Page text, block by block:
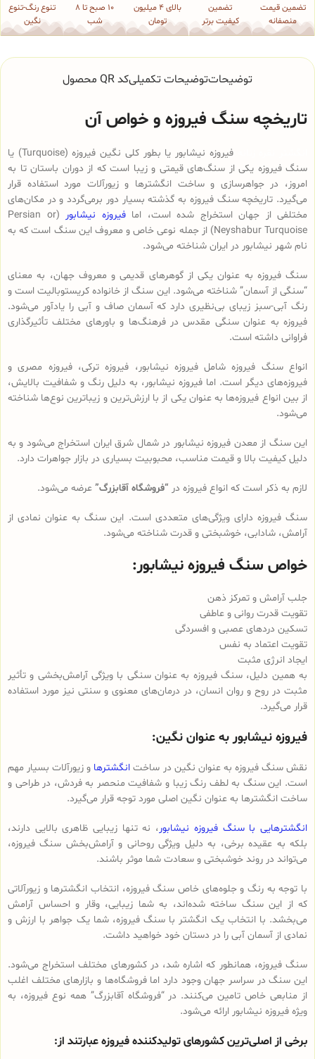
تضمین قیمت
منصفانه
تضمین
کیفیت برتر
بالای 4 میلیون
تومان
10 صبح تا 8
شب
تنوع رنگ-تنوع
نگین
توضیحاتتوضیحات تکمیلیکد QR محصول
تاریخچه سنگ فیروزه و خواص آن
فیروزه نیشابور یا بطور کلی نگین فیروزه (Turquoise) یا
سنگ فیروزه یکی از سنگ‌های قیمتی و زیبا است که از دوران باستان تا به
امروز، در جواهرسازی و ساخت انگشترها و زیورآلات مورد استفاده قرار
می‌گیرد. تاریخچه سنگ فیروزه به گذشته بسیار دور برمی‌گردد و در مکان‌های
مختلفی از جهان استخراج شده است، امافیروزه نیشابور
(Persian or
Neyshabur Turquoise) از جمله نوعی خاص و معروف این سنگ است که به
نام شهر نیشابور در ایران شناخته می‌شود.
سنگ فیروزه به عنوان یکی از گوهرهای قدیمی و معروف جهان، به معنای
“سنگی از آسمان” شناخته می‌شود. این سنگ از خانواده کریستوبالیت است و
رنگ آبی-سبز زیبای بی‌نظیری دارد که آسمان صاف و آبی را یادآور می‌شود.
فیروزه به عنوان سنگی مقدس در فرهنگ‌ها و باورهای مختلف تأثیرگذاری
فراوانی داشته است.
انواع سنگ فیروزه شامل فیروزه نیشابور، فیروزه ترکی، فیروزه مصری و
فیروزه‌های دیگر است. اما فیروزه نیشابور، به دلیل رنگ و شفافیت بالایش،
از بین انواع فیروزه‌ها به عنوان یکی از با ارزش‌ترین و زیباترین نوع‌ها شناخته
می‌شود.
این سنگ از معدن فیروزه نیشابور در شمال شرق ایران استخراج می‌شود و به
دلیل کیفیت بالا و قیمت مناسب، محبوبیت بسیاری در بازار جواهرات دارد.
لازم به ذکر است که انواع فیروزه در “فروشگاه آقابزرگ” عرضه می‌شود.
سنگ فیروزه دارای ویژگی‌های متعددی است. این سنگ به عنوان نمادی از
آرامش، شادابی، خوشبختی و قدرت شناخته می‌شود.
خواص سنگ فیروزه نیشابور:
جلب آرامش و تمرکز ذهن
تقویت قدرت روانی و عاطفی
تسکین دردهای عصبی و افسردگی
تقویت اعتماد به نفس
ایجاد انرژی مثبت
به همین دلیل، سنگ فیروزه به عنوان سنگی با ویژگی آرامش‌بخشی و تأثیر
مثبت در روح و روان انسان، در درمان‌های معنوی و سنتی نیز مورد استفاده
قرار می‌گیرد.
فیروزه نیشابور به عنوان نگین:
نقش سنگ فیروزه به عنوان نگین در ساخت انگشترها و زیورآلات بسیار مهم
است. این سنگ به لطف رنگ زیبا و شفافیت منحصر به فردش، در طراحی و
ساخت انگشترها به عنوان نگین اصلی مورد توجه قرار می‌گیرد.
انگشترهایی با سنگ فیروزه نیشابور، نه تنها زیبایی ظاهری بالایی دارند،
بلکه به عقیده برخی، به دلیل ویژگی روحانی و آرامش‌بخش سنگ فیروزه،
می‌تواند در روند خوشبختی و سعادت شما موثر باشند.
با توجه به رنگ و جلوه‌های خاص سنگ فیروزه، انتخاب انگشترها و زیورآلاتی
که از این سنگ ساخته شده‌اند، به شما زیبایی، وقار و احساس آرامش
می‌بخشد. با انتخاب یک انگشتر با سنگ فیروزه، شما یک جواهر با ارزش و
نمادی از آسمان آبی را در دستان خود خواهید داشت.
سنگ فیروزه، همانطور که اشاره شد، در کشورهای مختلف استخراج می‌شود.
این سنگ در سراسر جهان وجود دارد اما فروشگاه‌ها و بازارهای مختلف اغلب
از منابعی خاص تامین می‌کنند. در “فروشگاه آقابزرگ” همه نوع فیروزه، به
ویژه فیروزه نیشابور ارائه می‌شود.
برخی از اصلی‌ترین کشورهای تولیدکننده فیروزه عبارتند از: